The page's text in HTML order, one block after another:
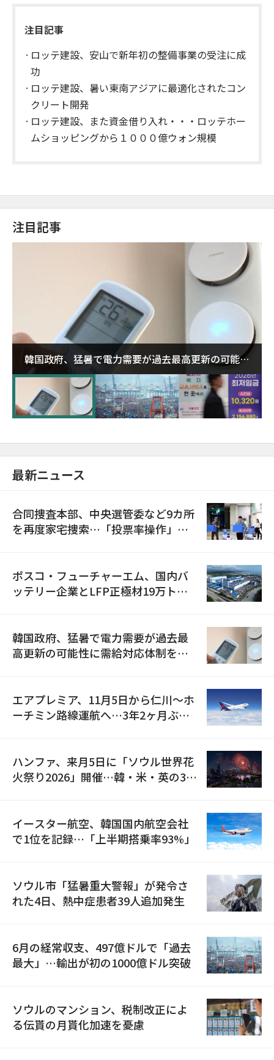
注目記事
ロッテ建設、安山で新年初の整備事業の受注に成
功
ロッテ建設、暑い東南アジアに最適化されたコン
クリート開発
ロッテ建設、また資金借り入れ・・・ロッテホー
ムショッピングから１０００億ウォン規模
注目記事
韓国政府、猛暑で電力需要が過去最高更新の可能性
に需給対応体制を点検
最新ニュース
合同捜査本部、中央選管委など9カ所
を再度家宅捜索…「投票率操作」の
ポスコ・フューチャーエム、国内バ
ッテリー企業とLFP正極材19万トン
韓国政府、猛暑で電力需要が過去最
高更新の可能性に需給対応体制を点
エアプレミア、11月5日から仁川〜ホ
ーチミン路線運航へ…3年2ヶ月ぶり
ハンファ、来月5日に「ソウル世界花
火祭り2026」開催…韓・米・英の3カ
イースター航空、韓国国内航空会社
で1位を記録…「上半期搭乗率93%」
ソウル市「猛暑重大警報」が発令さ
れた4日、熱中症患者39人追加発生
6月の経常収支、497億ドルで「過去
最大」…輸出が初の1000億ドル突破
ソウルのマンション、税制改正によ
る伝貰の月貰化加速を憂慮